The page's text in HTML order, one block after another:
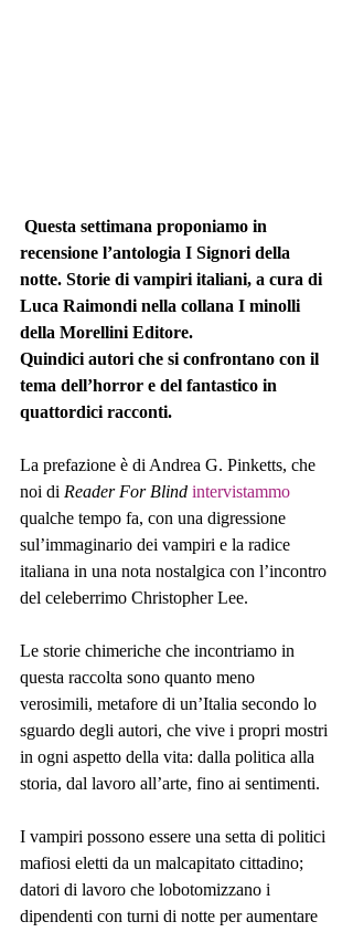
recensione l’antologia I Signori della
notte. Storie di vampiri italiani, a cura di
Luca Raimondi nella collana I minolli
della Morellini Editore.
Quindici autori che si confrontano con il
tema dell’horror e del fantastico in
quattordici racconti.
La prefazione è di Andrea G. Pinketts, che
noi di Reader For Blind intervistammo
qualche tempo fa, con una digressione
sul’immaginario dei vampiri e la radice
italiana in una nota nostalgica con l’incontro
del celeberrimo Christopher Lee.
Le storie chimeriche che incontriamo in
questa raccolta sono quanto meno
verosimili, metafore di un’Italia secondo lo
sguardo degli autori, che vive i propri mostri
in ogni aspetto della vita: dalla politica alla
storia, dal lavoro all’arte, fino ai sentimenti.
I vampiri possono essere una setta di politici
mafiosi eletti da un malcapitato cittadino;
datori di lavoro che lobotomizzano i
dipendenti con turni di notte per aumentare